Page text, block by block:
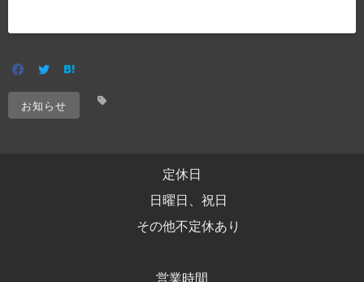
お知らせ
定休日
日曜日、祝日
その他不定休あり
営業時間